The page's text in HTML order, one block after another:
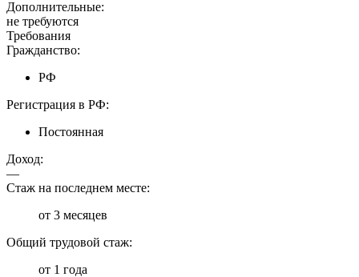
Дополнительные:
не требуются
Требования
Гражданство:
РФ
Регистрация в РФ:
Постоянная
Доход:
—
Стаж на последнем месте:
от 3 месяцев
Общий трудовой стаж:
от 1 года